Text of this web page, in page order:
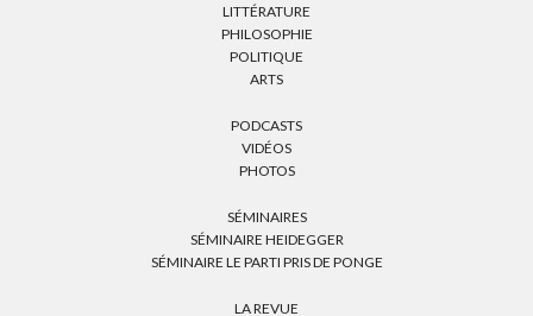
LITTÉRATURE
PHILOSOPHIE
POLITIQUE
ARTS
PODCASTS
VIDÉOS
PHOTOS
SÉMINAIRES
SÉMINAIRE HEIDEGGER
SÉMINAIRE LE PARTI PRIS DE PONGE
LA REVUE